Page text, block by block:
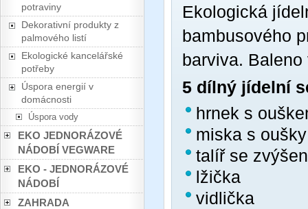
potraviny
Dekorativní produkty z
palmového listí
Ekologické kancelářské
potřeby
Úspora energií v
domácnosti
Úspora vody
EKO JEDNORÁZOVÉ
NÁDOBÍ VEGWARE
EKO - JEDNORÁZOVÉ
NÁDOBÍ
ZAHRADA
Ekologická
bambusového
barviva.
5 dílný jídelní
hrnek s
miska s oušky
talíř se
lžička
vidlička